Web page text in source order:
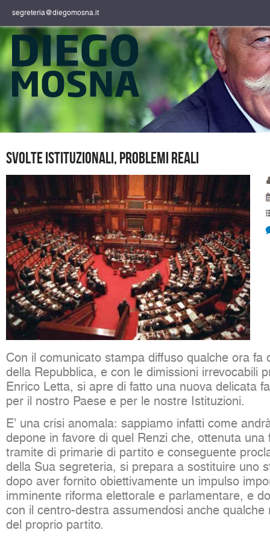
segreteria@diegomosna.it
Svolte istituzionali, problemi reali
Con il comunicato stampa diffuso qualche ora fa
della Repubblica, e con le dimissioni irrevocabili
Enrico Letta, si apre di fatto una nuova delicata
per il nostro Paese e per le nostre Istituzioni.
E’ una crisi anomala: sappiamo infatti come
depone in favore di quel Renzi che, ottenuta una
tramite di primarie di partito e conseguente
della Sua segreteria, si prepara a sostituire uno
dopo aver fornito obiettivamente un impulso
imminente riforma elettorale e parlamentare, e
con il centro-destra assumendosi anche qualche
del proprio partito.